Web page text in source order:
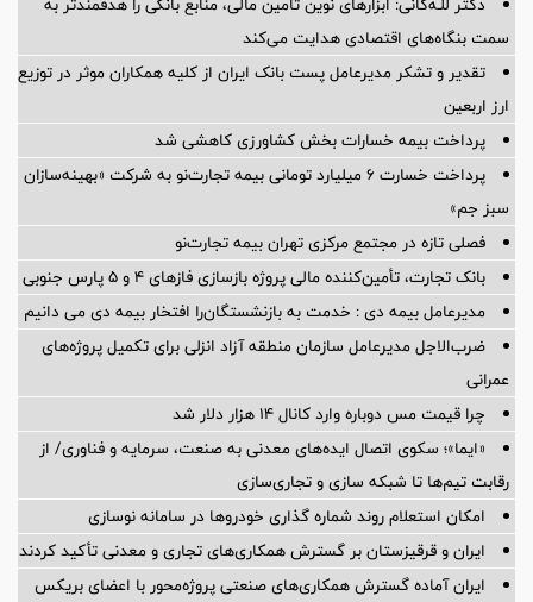
سمت بنگاه‌های اقتصادی هدایت می‌کند
تقدیر و تشکر مدیرعامل پست بانک ایران از کلیه همکاران موثر در توزیع
ارز اربعین
پرداخت بیمه خسارات بخش کشاورزی کاهشی شد
پرداخت خسارت ۶ میلیارد تومانی بیمه تجارت‌نو به شرکت «بهینه‌سازان
سبز جم»
فصلی تازه در مجتمع مرکزی تهران بیمه تجارت‌نو
بانک تجارت، تأمین‌کننده مالی پروژه بازسازی فازهای ۴ و ۵ پارس جنوبی
مدیرعامل بیمه دی : خدمت به بازنشستگان‌را افتخار بیمه دی می دانیم
ضرب‌الاجل مدیرعامل سازمان منطقه آزاد انزلی برای تكمیل پروژه‌های
عمرانی
چرا قیمت مس دوباره وارد کانال ۱۴ هزار دلار شد
«ایما»؛ سکوی اتصال ایده‌های معدنی به صنعت، سرمایه و فناوری/ از
رقابت تیم‌ها تا شبکه سازی و تجاری‌سازی
امکان استعلام روند شماره گذاری خودروها در سامانه نوسازی
ایران و قرقیزستان بر گسترش همکاری‌های تجاری و معدنی تأکید کردند
ایران آماده گسترش همکاری‌های صنعتی پروژه‌محور با اعضای بریکس